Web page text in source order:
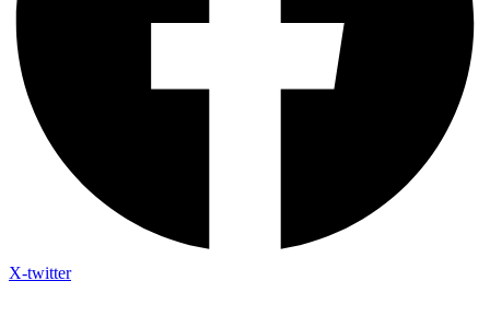
X-twitter